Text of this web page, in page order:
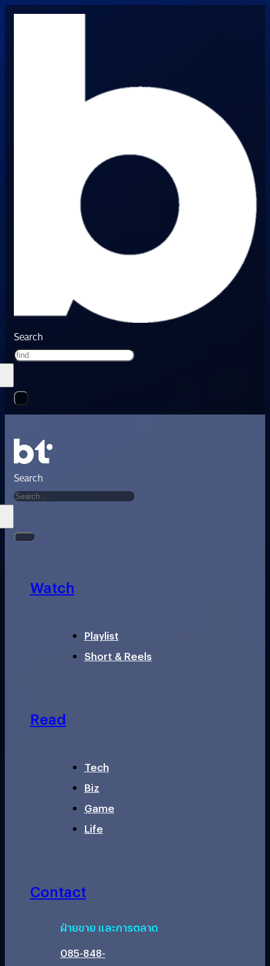
Search
Search
Watch
Playlist
Short & Reels
Read
Tech
Biz
Game
Life
Contact
ฝ่ายขาย และการตลาด
085-848-